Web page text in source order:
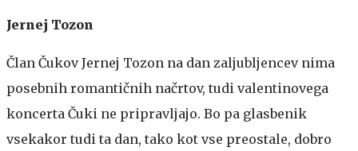
Jernej Tozon
Član Čukov Jernej Tozon na dan zaljubljencev nima
posebnih romantičnih načrtov, tudi valentinovega
koncerta Čuki ne pripravljajo. Bo pa glasbenik
vsekakor tudi ta dan, tako kot vse preostale, dobro